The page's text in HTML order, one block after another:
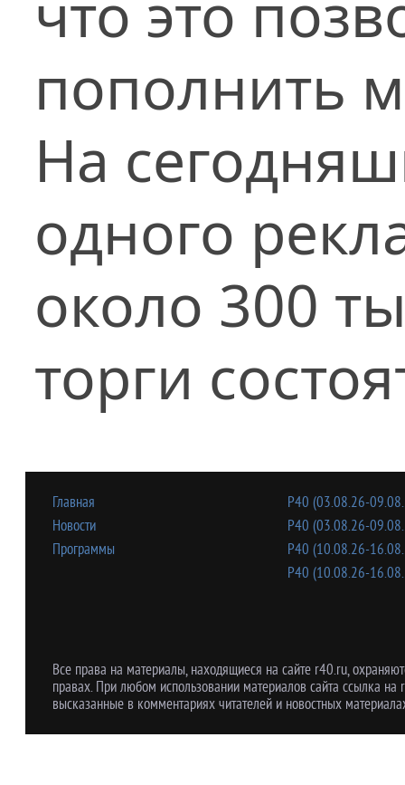
пополнить
На
одного
около 300
торги
Главная
Новости
Программы
Р40 (03.08.26-
Р40 (03.08.26-
Р40 (10.08.26-
Р40 (10.08.26-
Все права на материалы, находящиеся на сайте r40.ru,
правах. При любом использовании материалов сайта ссылка
высказанные в комментариях читателей и новостных